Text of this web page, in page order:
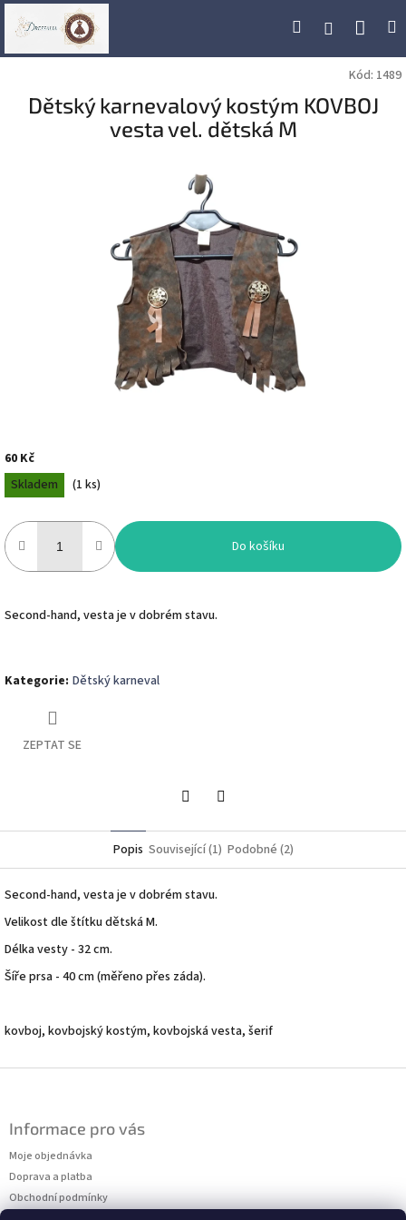
Přejít
Hledat Přihlášení
Kód: 1489
Dětský karnevalový kostým KOVBOJ
vesta vel. dětská M
60 Kč
Měrná
cena:
Skladem (1 ks)
Do košíku
Second-hand, vesta je v dobrém stavu.
Kategorie: Dětský karneval
ZEPTAT SE
Popis Související (1) Podobné (2)
Second-hand, vesta je v dobrém stavu.
Velikost dle štítku dětská M.
Délka vesty - 32 cm.
Šíře prsa - 40 cm (měřeno přes záda).
kovboj, kovbojský kostým, kovbojská vesta, šerif
Informace pro vás
Moje objednávka
Doprava a platba
Obchodní podmínky